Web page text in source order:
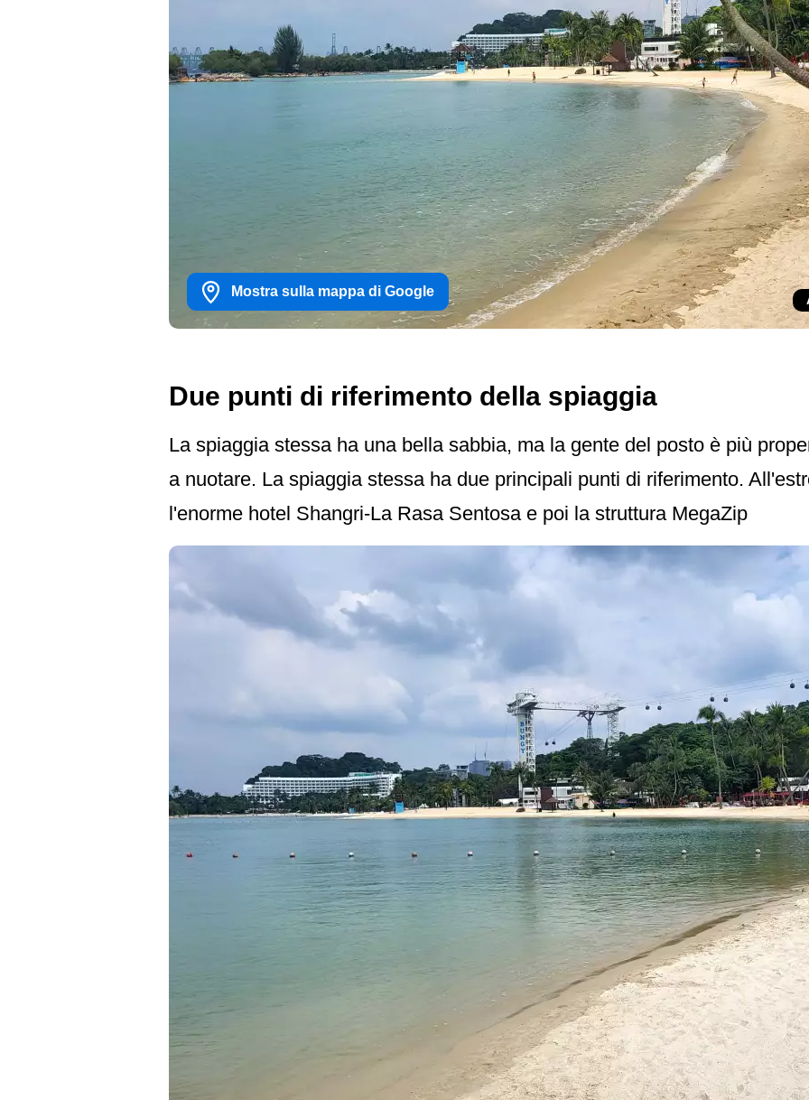
Mostra sulla mappa di Google
Due punti di riferimento della spiaggia
La spiaggia stessa ha una bella sabbia, ma la gente del posto è più
a nuotare. La spiaggia stessa ha due principali punti di riferimento.
l'enorme hotel Shangri-La Rasa Sentosa e poi la struttura MegaZip